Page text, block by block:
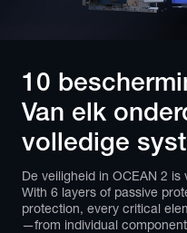
10
Van elk
volledige
De veiligheid in OCEAN 2
With 6 layers of passive
protection, every critical
—from individual